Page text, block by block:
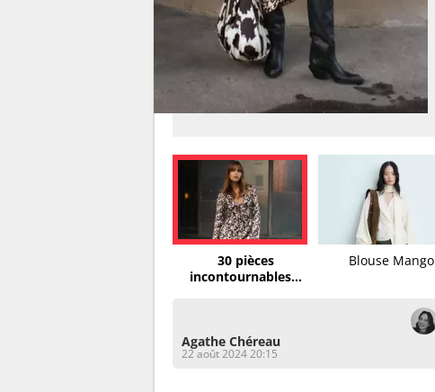
30 pièces
incontournables...
Blouse Mango
Agathe Chéreau
22 août 2024 20:15